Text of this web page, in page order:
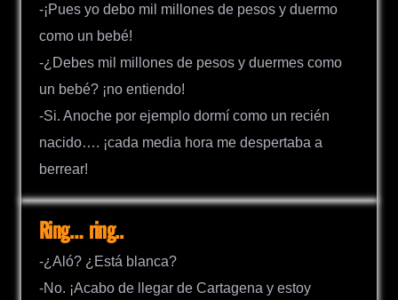
-¡Pues yo debo mil millones de pesos y duermo
como un bebé!
-¿Debes mil millones de pesos y duermes como
un bebé? ¡no entiendo!
-Si. Anoche por ejemplo dormí como un recién
nacido…. ¡cada media hora me despertaba a
berrear!
Ring… ring..
-¿Aló? ¿Está blanca?
-No. ¡Acabo de llegar de Cartagena y estoy